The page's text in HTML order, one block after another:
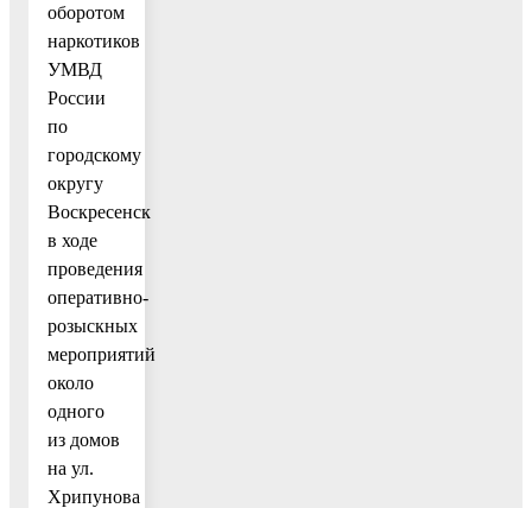
оборотом
наркотиков
УМВД
России
по
городскому
округу
Воскресенск
в ходе
проведения
оперативно-
розыскных
мероприятий
около
одного
из домов
на ул.
Хрипунова